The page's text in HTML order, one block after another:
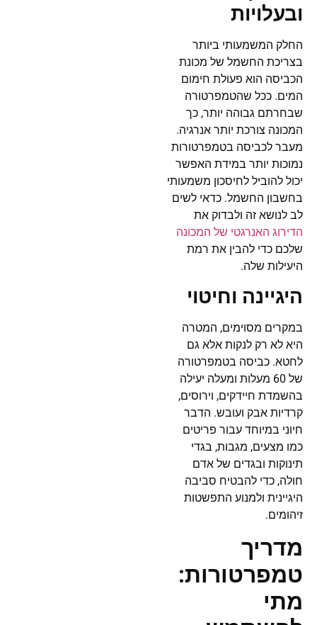
ובעלויות
החלק המשמעותי ביותר
בצריכת החשמל של מכונת
הכביסה הוא פעולת חימום
המים. ככל שהטמפרטורה
שבחרתם גבוהה יותר, כך
המכונה צורכת יותר אנרגיה.
מעבר לכביסה בטמפרטורות
נמוכות יותר במידת האפשר
יכול להוביל לחיסכון משמעותי
בחשבון החשמל. כדאי לשים
לב לנושא זה ולבדוק את
הדירוג האנרגטי של המכונה
שלכם כדי להבין את רמת
היעילות שלה.
היגיינה וחיטוי
במקרים מסוימים, המטרה
היא לא רק לנקות אלא גם
לחטא. כביסה בטמפרטורה
של 60 מעלות ומעלה יעילה
בהשמדת חיידקים, וירוסים,
קרדיות אבק ועובש. הדבר
חיוני במיוחד עבור פריטים
כמו מצעים, מגבות, בגדי
תינוקות ובגדים של אדם
חולה, כדי להבטיח סביבה
היגיינית ולמנוע התפשטות
זיהומים.
מדריך
טמפרטורות:
מתי